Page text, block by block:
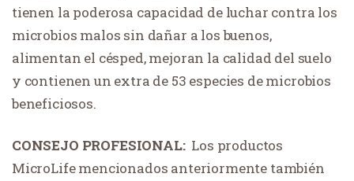
tienen la poderosa capacidad de luchar contra los
microbios malos sin dañar a los buenos,
alimentan el césped, mejoran la calidad del suelo
y contienen un extra de 53 especies de microbios
beneficiosos.
CONSEJO PROFESIONAL:Los productos
MicroLife mencionados anteriormente también